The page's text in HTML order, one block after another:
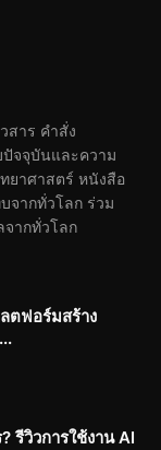
สาร คำสั่ง
ปัจจุบันและความ
ยาศาสตร์ หนังสือ
จากทั่วโลก ร่วม
ากทั่วโลก
ตฟอร์มสร้าง
รีวิวการใช้งาน AI